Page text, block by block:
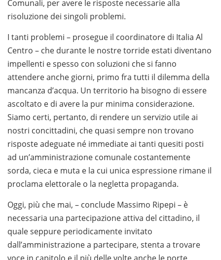
Comunali, per avere le risposte necessarie alla
risoluzione dei singoli problemi.
I tanti problemi – prosegue il coordinatore di Italia Al
Centro – che durante le nostre torride estati diventano
impellenti e spesso con soluzioni che si fanno
attendere anche giorni, primo fra tutti il dilemma della
mancanza d’acqua. Un territorio ha bisogno di essere
ascoltato e di avere la pur minima considerazione.
Siamo certi, pertanto, di rendere un servizio utile ai
nostri concittadini, che quasi sempre non trovano
risposte adeguate né immediate ai tanti quesiti posti
ad un’amministrazione comunale costantemente
sorda, cieca e muta e la cui unica espressione rimane il
proclama elettorale o la negletta propaganda.
Oggi, più che mai, – conclude Massimo Ripepi – è
necessaria una partecipazione attiva del cittadino, il
quale seppure periodicamente invitato
dall’amministrazione a partecipare, stenta a trovare